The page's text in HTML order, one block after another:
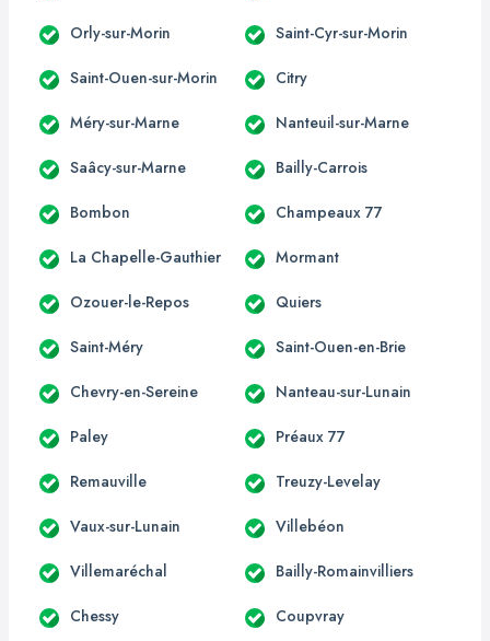
Orly-sur-Morin Saint-Cyr-sur-Morin
Saint-Ouen-sur-Morin Citry
Méry-sur-Marne Nanteuil-sur-Marne
Saâcy-sur-Marne Bailly-Carrois
Bombon Champeaux 77
La Chapelle-Gauthier Mormant
Ozouer-le-Repos Quiers
Saint-Méry Saint-Ouen-en-Brie
Chevry-en-Sereine Nanteau-sur-Lunain
Paley Préaux 77
Remauville Treuzy-Levelay
Vaux-sur-Lunain Villebéon
Villemaréchal Bailly-Romainvilliers
Chessy Coupvray